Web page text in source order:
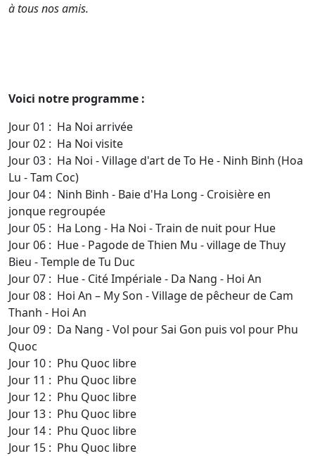
à tous nos amis.
Voici notre programme :
Jour 01 : Ha Noi arrivée
Jour 02 : Ha Noi visite
Jour 03 : Ha Noi - Village d'art de To He - Ninh Binh (Hoa
Lu - Tam Coc)
Jour 04 : Ninh Binh - Baie d'Ha Long - Croisière en
jonque regroupée
Jour 05 : Ha Long - Ha Noi - Train de nuit pour Hue
Jour 06 : Hue - Pagode de Thien Mu - village de Thuy
Bieu - Temple de Tu Duc
Jour 07 : Hue - Cité Impériale - Da Nang - Hoi An
Jour 08 : Hoi An – My Son - Village de pêcheur de Cam
Thanh - Hoi An
Jour 09 : Da Nang - Vol pour Sai Gon puis vol pour Phu
Quoc
Jour 10 : Phu Quoc libre
Jour 11 : Phu Quoc libre
Jour 12 : Phu Quoc libre
Jour 13 : Phu Quoc libre
Jour 14 : Phu Quoc libre
Jour 15 : Phu Quoc libre